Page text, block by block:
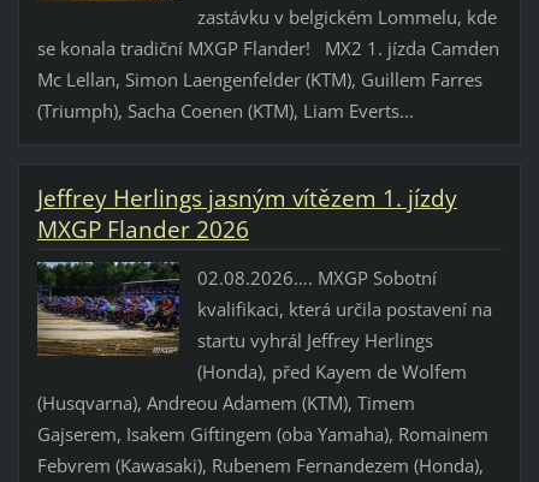
zastávku v belgickém Lommelu, kde
se konala tradiční MXGP Flander! MX2 1. jízda Camden
Mc Lellan, Simon Laengenfelder (KTM), Guillem Farres
(Triumph), Sacha Coenen (KTM), Liam Everts...
Jeffrey Herlings jasným vítězem 1. jízdy
MXGP Flander 2026
02.08.2026…. MXGP Sobotní
kvalifikaci, která určila postavení na
startu vyhrál Jeffrey Herlings
(Honda), před Kayem de Wolfem
(Husqvarna), Andreou Adamem (KTM), Timem
Gajserem, Isakem Giftingem (oba Yamaha), Romainem
Febvrem (Kawasaki), Rubenem Fernandezem (Honda),